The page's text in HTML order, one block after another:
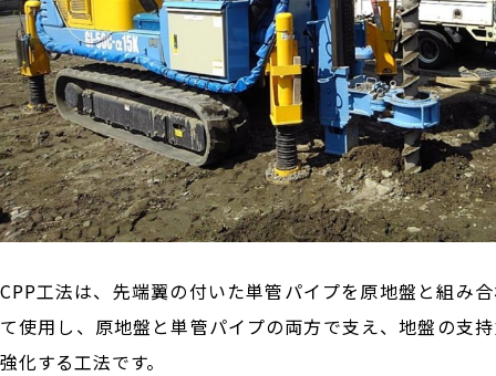
CPP工法は、先端翼の付いた単管パイプを原地盤と組み
て使用し、原地盤と単管パイプの両方で支え、地盤の支
強化する工法です。